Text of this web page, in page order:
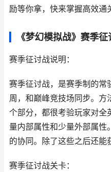
励等你拿，快来掌握高效通
《梦幻模拟战》赛季
赛季征讨战说明：
赛季征讨战，是赛季制的常
周，和巅峰竞技场同步。方
个部分，都很考验玩家对全
量内部属性和少量外部属
的协同。除了这些之后还能
赛季征讨战关卡：